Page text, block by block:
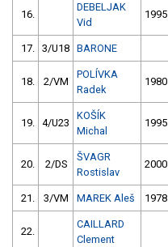
16.
DEBELJAK
Vid
1995
17. 3/U18 BARONE
18. 2/VM
POLÍVKA
Radek
1980
19. 4/U23
KOŠÍK
Michal
1995
20. 2/DS
ŠVAGR
Rostislav
2000
21. 3/VM MAREK Aleš 1978
22.
CAILLARD
Clement